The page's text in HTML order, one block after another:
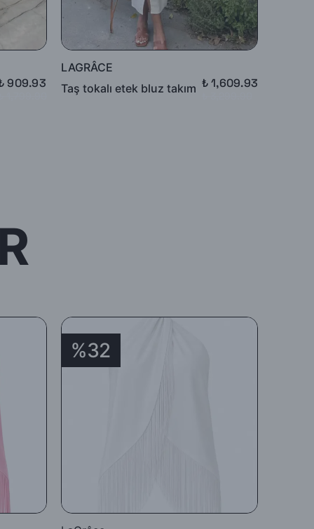
909.93
LAGRÂCE
Taş tokalı etek bluz takım ₺ 1,609.93
%32